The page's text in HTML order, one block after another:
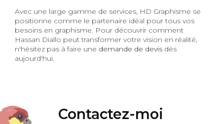
Avec une large gamme de services, HD Graphisme se
positionne comme le partenaire idéal pour tous vos
besoins en graphisme. Pour découvrir comment
Hassan Diallo peut transformer votre vision en réalité,
n'hésitez pas à faire une demande de devis dès
aujourd'hui.
Contactez-moi